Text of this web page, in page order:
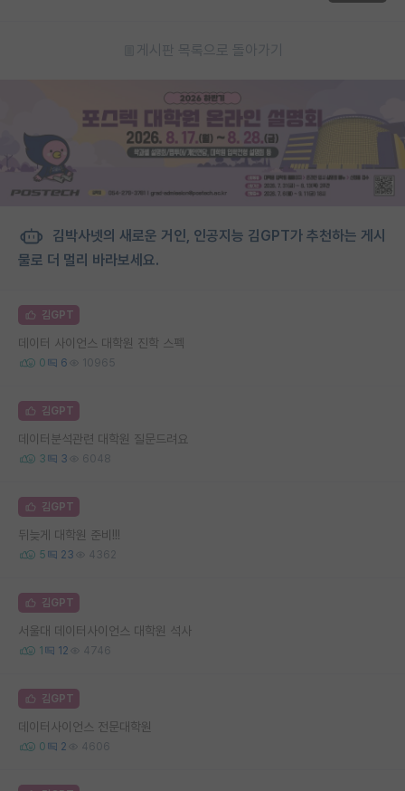
게시판 목록으로 돌아가기
김박사넷의 새로운 거인, 인공지능 김GPT가 추천하는 게시
물로 더 멀리 바라보세요.
김GPT
데이터 사이언스 대학원 진학 스펙
0 6 10965
김GPT
데이터분석관련 대학원 질문드려요
3 3 6048
김GPT
뒤늦게 대학원 준비!!!
5 23 4362
김GPT
서울대 데이터사이언스 대학원 석사
1 12 4746
김GPT
데이터사이언스 전문대학원
0 2 4606